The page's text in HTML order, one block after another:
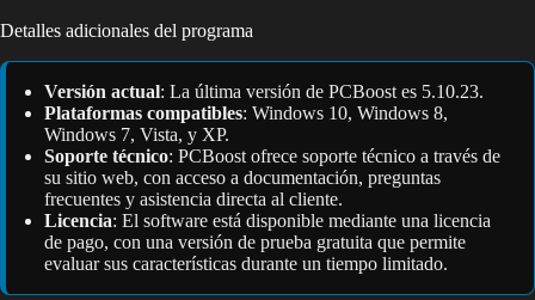
Detalles adicionales del programa
Versión actual: La última versión de PCBoost es 5.10.23.
Plataformas compatibles: Windows 10, Windows 8,
Windows 7, Vista, y XP.
Soporte técnico: PCBoost ofrece soporte técnico a través de
su sitio web, con acceso a documentación, preguntas
frecuentes y asistencia directa al cliente.
Licencia: El software está disponible mediante una licencia
de pago, con una versión de prueba gratuita que permite
evaluar sus características durante un tiempo limitado.